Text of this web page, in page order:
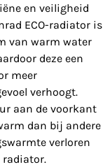
en veiligheid
ECO-radiator is
van warm water
deze een
meer
verhoogt.
aan de voorkant
dan bij andere
verloren
radiator.